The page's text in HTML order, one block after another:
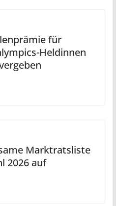
für
Heldinnen
Marktratsliste
2026 auf